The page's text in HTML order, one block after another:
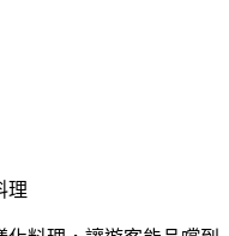
理